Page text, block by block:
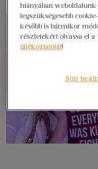
hiányában weboldalunk
legszükségesebb
később is bármikor
részletekért olvassa el a
tájékoztatóját!
Süti